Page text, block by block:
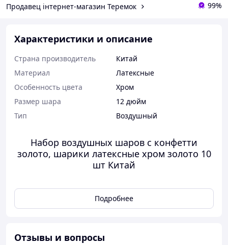
Продавец інтернет-магазин Теремок 99%
Характеристики и описание
Страна производитель
Китай
Материал
Латексные
Особенность цвета
Хром
Размер шара
12 дюйм
Тип
Воздушный
Набор воздушных шаров с конфетти
золото, шарики латексные хром золото 10
шт Китай
10 шт шаров. Китай
5 шаров ХРОМ золото
5 шаров прозрачных с конфетти
эластичные. Подходят для наполнения воздухом или
гелием.
Подробнее
Отзывы и вопросы